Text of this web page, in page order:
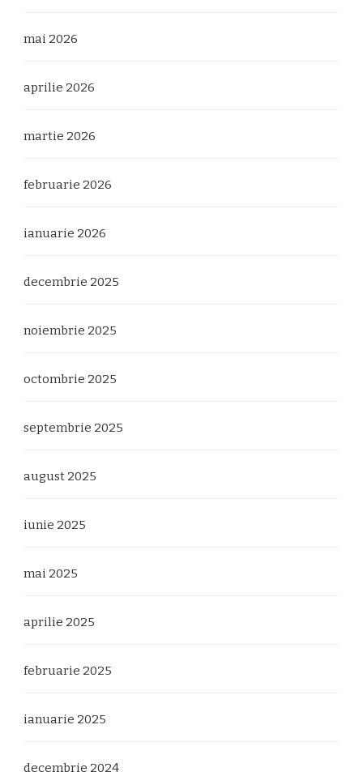
mai 2026
aprilie 2026
martie 2026
februarie 2026
ianuarie 2026
decembrie 2025
noiembrie 2025
octombrie 2025
septembrie 2025
august 2025
iunie 2025
mai 2025
aprilie 2025
februarie 2025
ianuarie 2025
decembrie 2024